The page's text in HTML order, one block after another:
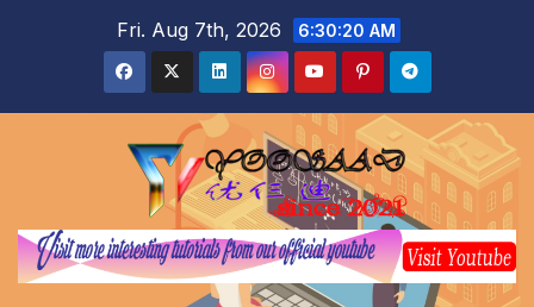
Fri. Aug 7th, 2026 6:30:21 AM